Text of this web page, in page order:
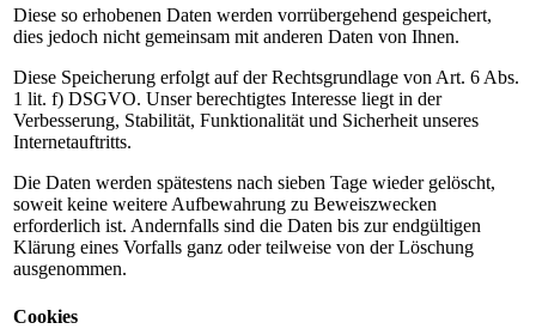
Diese so erhobenen Daten werden vorrübergehend gespeichert,
dies jedoch nicht gemeinsam mit anderen Daten von Ihnen.
Diese Speicherung erfolgt auf der Rechtsgrundlage von Art. 6 Abs.
1 lit. f) DSGVO. Unser berechtigtes Interesse liegt in der
Verbesserung, Stabilität, Funktionalität und Sicherheit unseres
Internetauftritts.
Die Daten werden spätestens nach sieben Tage wieder gelöscht,
soweit keine weitere Aufbewahrung zu Beweiszwecken
erforderlich ist. Andernfalls sind die Daten bis zur endgültigen
Klärung eines Vorfalls ganz oder teilweise von der Löschung
ausgenommen.
Cookies